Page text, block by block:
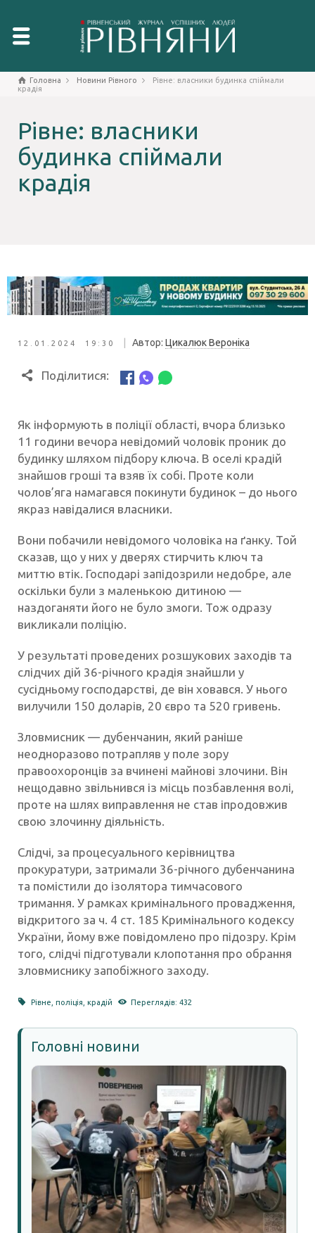
Головна Новини Рівного
Рівне: власники будинка спіймали
крадія
Рівне: власники
будинка спіймали
крадія
12.01.2024 19:30 Автор: Цикалюк Вероніка
Поділитися:
Як інформують в поліції області, вчора близько
11 години вечора невідомий чоловік проник до
будинку шляхом підбору ключа. В оселі крадій
знайшов гроші та взяв їх собі. Проте коли
чолов’яга намагався покинути будинок – до нього
якраз навідалися власники.
Вони побачили невідомого чоловіка на ґанку. Той
сказав, що у них у дверях стирчить ключ та
миттю втік. Господарі запідозрили недобре, але
оскільки були з маленькою дитиною —
наздоганяти його не було змоги. Тож одразу
викликали поліцію.
У результаті проведених розшукових заходів та
слідчих дій 36-річного крадія знайшли у
сусідньому господарстві, де він ховався. У нього
вилучили 150 доларів, 20 євро та 520 гривень.
Зловмисник — дубенчанин, який раніше
неодноразово потрапляв у поле зору
правоохоронців за вчинені майнові злочини. Він
нещодавно звільнився із місць позбавлення волі,
проте на шлях виправлення не став іпродовжив
свою злочинну діяльність.
Слідчі, за процесуального керівництва
прокуратури, затримали 36-річного дубенчанина
та помістили до ізолятора тимчасового
тримання. У рамках кримінального провадження,
відкритого за ч. 4 ст. 185 Кримінального кодексу
України, йому вже повідомлено про підозру. Крім
того, слідчі підготували клопотання про обрання
зловмиснику запобіжного заходу.
Рівне ,поліція ,крадій Переглядів: 432
Головні новини